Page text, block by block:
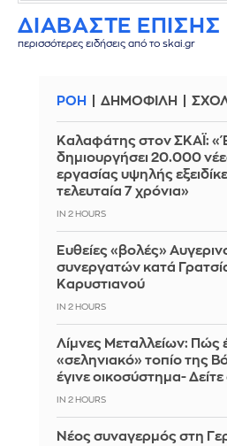
ΔΙΑΒΑΣΤΕ ΕΠΙΣΗΣ
περισσότερες ειδήσεις από το skai.gr
ΡΟΗ ΔΗΜΟΦΙΛΗ
Καλαφάτης στον ΣΚΑΪ:
δημιουργήσει 20.000
εργασίας υψηλής
τελευταία 7 χρόνια»
IN 2 HOURS
Ευθείες «βολές»
συνεργατών κατά
Καρυστιανού
IN 2 HOURS
Λίμνες Μεταλλείων: Πώς
«σεληνιακό» τοπίο της
έγινε οικοσύστημα-
IN 2 HOURS
Νέος συναγερμός στη